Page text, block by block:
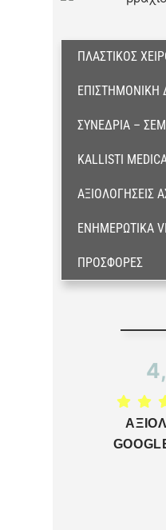
ΠΛΑΣΤΙΚΌΣ
ΕΠΙΣΤΗΜΟΝΙΚΉ
ΣΥΝΈΔΡΙΑ –
KALLISTI
ΑΞΙΟΛΟΓΉΣΕΙΣ
ΕΝΗΜΕΡΩΤΙΚΆ
ΠΡΟΣΦΟΡΈΣ